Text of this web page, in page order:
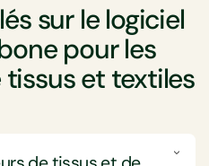
sur le logiciel
pour les
et textiles